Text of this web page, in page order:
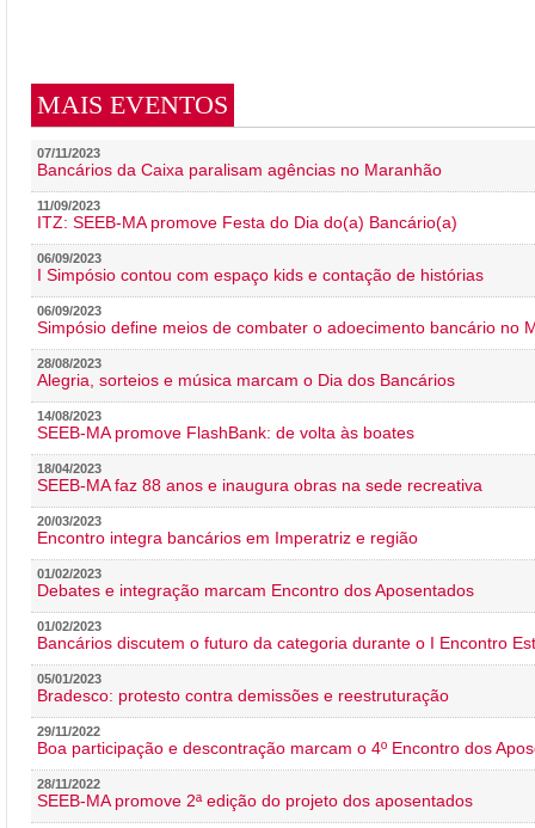
MAIS EVENTOS
07/11/2023
Bancários da Caixa paralisam agências no Maranhão
11/09/2023
ITZ: SEEB-MA promove Festa do Dia do(a) Bancário(a)
06/09/2023
I Simpósio contou com espaço kids e contação de histórias
06/09/2023
Simpósio define meios de combater o adoecimento bancário no
28/08/2023
Alegria, sorteios e música marcam o Dia dos Bancários
14/08/2023
SEEB-MA promove FlashBank: de volta às boates
18/04/2023
SEEB-MA faz 88 anos e inaugura obras na sede recreativa
20/03/2023
Encontro integra bancários em Imperatriz e região
01/02/2023
Debates e integração marcam Encontro dos Aposentados
01/02/2023
Bancários discutem o futuro da categoria durante o I Encontro
05/01/2023
Bradesco: protesto contra demissões e reestruturação
29/11/2022
Boa participação e descontração marcam o 4º Encontro dos
28/11/2022
SEEB-MA promove 2ª edição do projeto dos aposentados